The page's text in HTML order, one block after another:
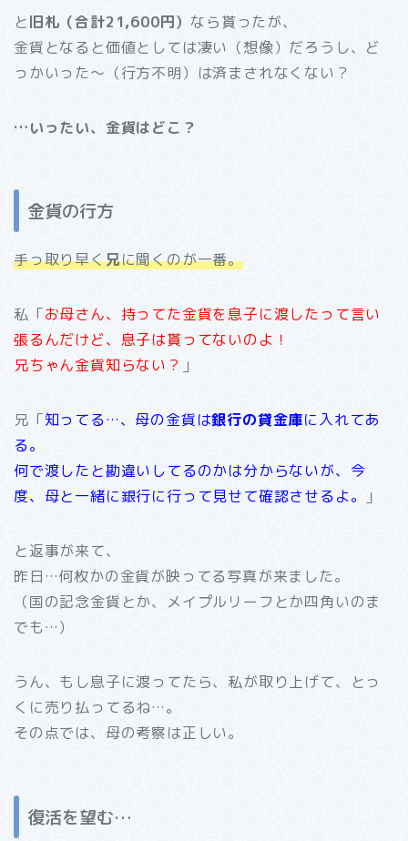
と旧札（合計21,600円） なら貰ったが、
金貨となると価値としては凄い（想像）だろうし、ど
っかいった～（行方不明）は済まされなくない？
…いったい、金貨はどこ？
金貨の行方
手っ取り早く兄に聞くのが一番。
私「お母さん、持ってた金貨を息子に渡したって言い
張るんだけど、息子は貰ってないのよ！
兄ちゃん金貨知らない？ 」
兄「知ってる…、母の金貨は銀行の貸金庫に入れてあ
る。
何で渡したと勘違いしてるのかは分からないが、今
度、母と一緒に銀行に行って見せて確認させるよ。
」
と返事が来て、
昨日…何枚かの金貨が映ってる写真が来ました。
（国の記念金貨とか、メイプルリーフとか四角いのま
でも…）
うん、もし息子に渡ってたら、私が取り上げて、とっ
くに売り払ってるね…。
その点では、母の考察は正しい。
復活を望む…